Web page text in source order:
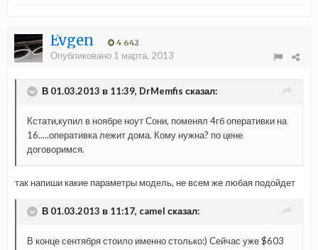
Evgen 4 642
Опубликовано 1 марта, 2013
В 01.03.2013 в 11:39, DrMemfis сказал:
Кстати,купил в ноябре ноут Сони, поменял 4гб оперативки на
16.....оперативка лежит дома. Кому нужна? по цене
договоримся.
так напиши какие параметры модель, не всем же любая подойдет
В 01.03.2013 в 11:17, camel сказал:
В конце сентября стоило именно столько:) Сейчас уже $603